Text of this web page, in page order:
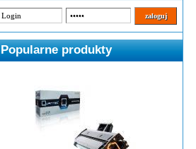
Popularne produkty